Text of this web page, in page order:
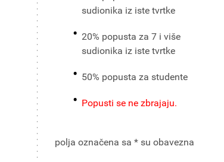
sudionika iz iste tvrtke
20% popusta za 7 i više
sudionika iz iste tvrtke
50% popusta za studente
Popusti se ne zbrajaju.
polja označena sa * su obavezna